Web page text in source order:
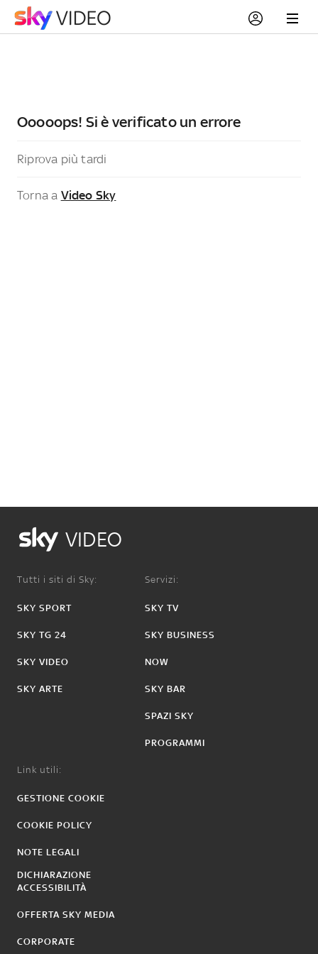
Ooooops! Si è verificato un errore
Riprova più tardi
Torna a Video Sky
VIDEO
Tutti i siti di Sky:
SKY SPORT
SKY TG 24
SKY VIDEO
SKY ARTE
Servizi:
SKY TV
SKY BUSINESS
NOW
SKY BAR
SPAZI SKY
PROGRAMMI
Link utili:
GESTIONE COOKIE
COOKIE POLICY
NOTE LEGALI
DICHIARAZIONE
ACCESSIBILITÀ
OFFERTA SKY MEDIA
CORPORATE